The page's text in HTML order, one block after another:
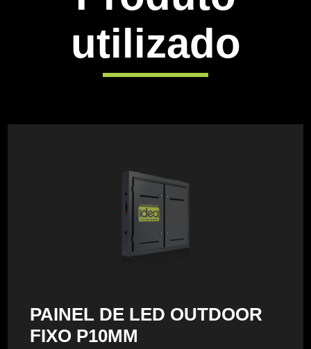
utilizado
PAINEL DE LED OUTDOOR
FIXO P10MM